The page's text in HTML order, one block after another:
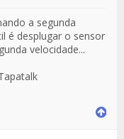
a segunda
é desplugar o sensor
velocidade...